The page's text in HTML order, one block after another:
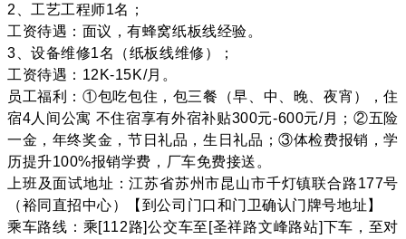
2、工艺工程师1名；
工资待遇：面议，有蜂窝纸板线经验。
3、设备维修1名（纸板线维修）；
工资待遇：12K-15K/月。
员工福利：①包吃包住，包三餐（早、中、晚、夜宵），住
宿4人间公寓 不住宿享有外宿补贴300元-600元/月；②五险
一金，年终奖金，节日礼品，生日礼品；③体检费报销，学
历提升100%报销学费，厂车免费接送。
上班及面试地址：江苏省苏州市昆山市千灯镇联合路177号
（裕同直招中心）【到公司门口和门卫确认门牌号地址】
乘车路线：乘[112路]公交车至[圣祥路文峰路站]下车，至对